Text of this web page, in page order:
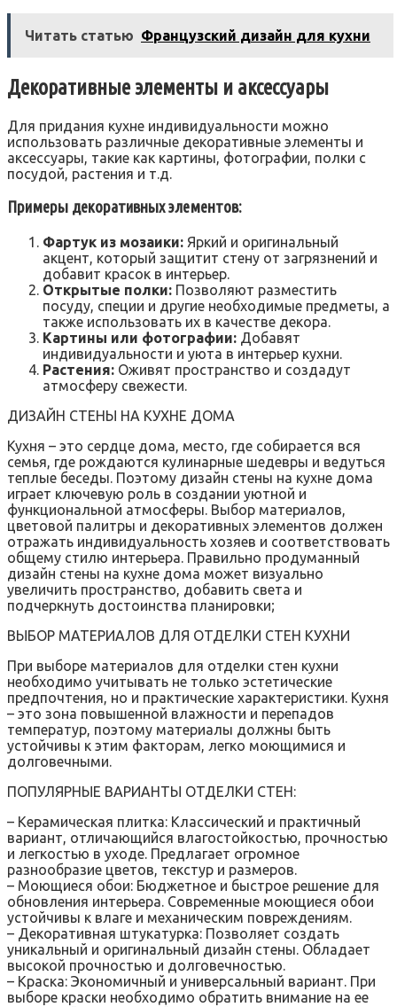
Читать статью Французский дизайн для кухни
Декоративные элементы и аксессуары
Для придания кухне индивидуальности можно
использовать различные декоративные элементы и
аксессуары, такие как картины, фотографии, полки с
посудой, растения и т.д.
Примеры декоративных элементов:
Фартук из мозаики: Яркий и оригинальный
акцент, который защитит стену от загрязнений и
добавит красок в интерьер.
Открытые полки: Позволяют разместить
посуду, специи и другие необходимые предметы, а
также использовать их в качестве декора.
Картины или фотографии: Добавят
индивидуальности и уюта в интерьер кухни.
Растения: Оживят пространство и создадут
атмосферу свежести.
ДИЗАЙН СТЕНЫ НА КУХНЕ ДОМА
Кухня – это сердце дома, место, где собирается вся
семья, где рождаются кулинарные шедевры и ведуться
теплые беседы. Поэтому дизайн стены на кухне дома
играет ключевую роль в создании уютной и
функциональной атмосферы. Выбор материалов,
цветовой палитры и декоративных элементов должен
отражать индивидуальность хозяев и соответствовать
общему стилю интерьера. Правильно продуманный
дизайн стены на кухне дома может визуально
увеличить пространство, добавить света и
подчеркнуть достоинства планировки;
ВЫБОР МАТЕРИАЛОВ ДЛЯ ОТДЕЛКИ СТЕН КУХНИ
При выборе материалов для отделки стен кухни
необходимо учитывать не только эстетические
предпочтения, но и практические характеристики. Кухня
– это зона повышенной влажности и перепадов
температур, поэтому материалы должны быть
устойчивы к этим факторам, легко моющимися и
долговечными.
ПОПУЛЯРНЫЕ ВАРИАНТЫ ОТДЕЛКИ СТЕН:
– Керамическая плитка: Классический и практичный
вариант, отличающийся влагостойкостью, прочностью
и легкостью в уходе. Предлагает огромное
разнообразие цветов, текстур и размеров.
– Моющиеся обои: Бюджетное и быстрое решение для
обновления интерьера. Современные моющиеся обои
устойчивы к влаге и механическим повреждениям.
– Декоративная штукатурка: Позволяет создать
уникальный и оригинальный дизайн стены. Обладает
высокой прочностью и долговечностью.
– Краска: Экономичный и универсальный вариант. При
выборе краски необходимо обратить внимание на ее